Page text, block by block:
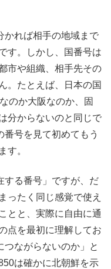
かれば相手の地域まで
す。しかし、国番号は
市や組織、相手先その
。たとえば、日本の国
のか大阪なのか、固
分からないのと同じで
号を見て初めてもう
す。
する番号」ですが、だ
ったく同じ感覚で使え
とと、実際に自由に通
点を最初に理解してお
つながらないのか」と
は確かに北朝鮮を示